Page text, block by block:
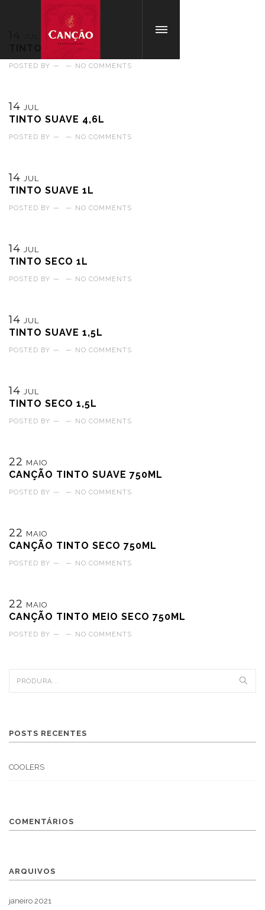
TINTO SECO 4,6L
POSTED BY — — NO COMMENTS
14 JUL
TINTO SUAVE 4,6L
POSTED BY — — NO COMMENTS
14 JUL
TINTO SUAVE 1L
POSTED BY — — NO COMMENTS
14 JUL
TINTO SECO 1L
POSTED BY — — NO COMMENTS
14 JUL
TINTO SUAVE 1,5L
POSTED BY — — NO COMMENTS
14 JUL
TINTO SECO 1,5L
POSTED BY — — NO COMMENTS
22 MAIO
CANÇÃO TINTO SUAVE 750ML
POSTED BY — — NO COMMENTS
22 MAIO
CANÇÃO TINTO SECO 750ML
POSTED BY — — NO COMMENTS
22 MAIO
CANÇÃO TINTO MEIO SECO 750ML
POSTED BY — — NO COMMENTS
POSTS RECENTES
COOLERS
COMENTÁRIOS
ARQUIVOS
janeiro 2021